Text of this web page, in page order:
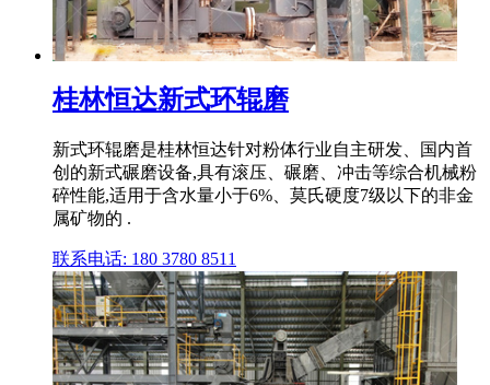
桂林恒达新式环辊磨
新式环辊磨是桂林恒达针对粉体行业自主研发、国内首
创的新式碾磨设备,具有滚压、碾磨、冲击等综合机械粉
碎性能,适用于含水量小于6%、莫氏硬度7级以下的非金
属矿物的 .
联系电话: 180 3780 8511